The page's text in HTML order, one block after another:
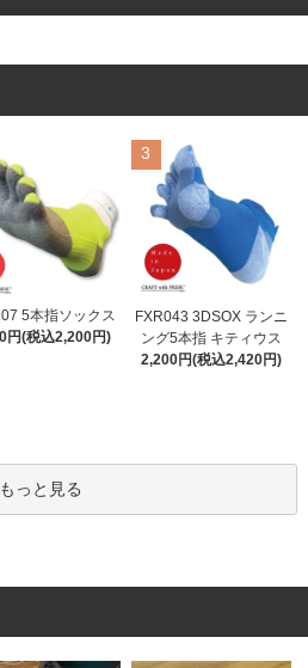
5本指ソックス
円(税込2,200円)
3
FXR043 3DSOX ランニ
ング5本指 キティウス
2,200円(税込2,420円)
もっと見る